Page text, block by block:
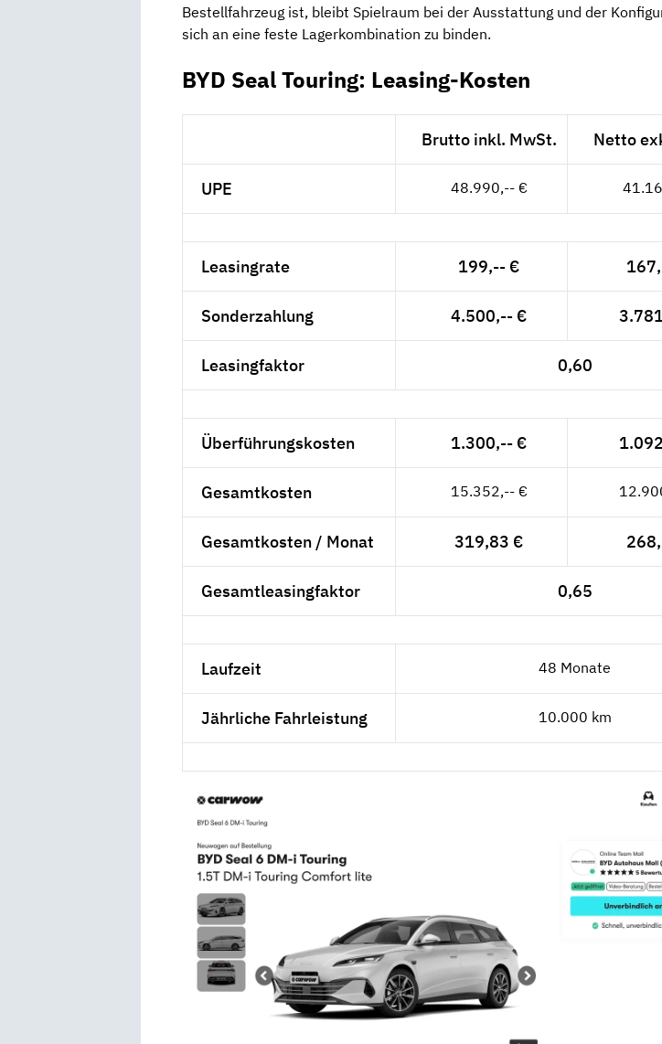
Bestellfahrzeug ist, bleibt Spielraum bei der Ausstattung und der
sich an eine feste Lagerkombination zu binden.
BYD Seal Touring: Leasing-Kosten
Brutto inkl. MwSt. Netto
UPE 48.990,-- €
Leasingrate 199,-- €
Sonderzahlung 4.500,-- €
Leasingfaktor 0,60
Überführungskosten 1.300,-- €
Gesamtkosten 15.352,-- €
Gesamtkosten / Monat 319,83 €
Gesamtleasingfaktor 0,65
Laufzeit 48 Monate
Jährliche Fahrleistung 10.000 km